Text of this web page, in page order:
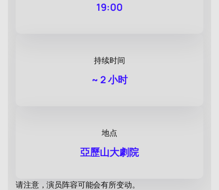
19:00
持续时间
~ 2 小时
地点
亞歷山大劇院
请注意，演员阵容可能会有所变动。